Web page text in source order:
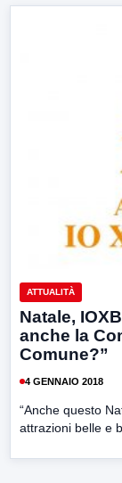
ATTUALITÀ
Natale,
anche la
Comune?”
4 GENNAIO 2018
“Anche questo
attrazioni belle e